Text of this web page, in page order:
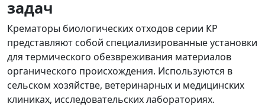
задач
Крематоры биологических отходов серии КР
представляют собой специализированные установки
для термического обезвреживания материалов
органического происхождения. Используются в
сельском хозяйстве, ветеринарных и медицинских
клиниках, исследовательских лабораториях.